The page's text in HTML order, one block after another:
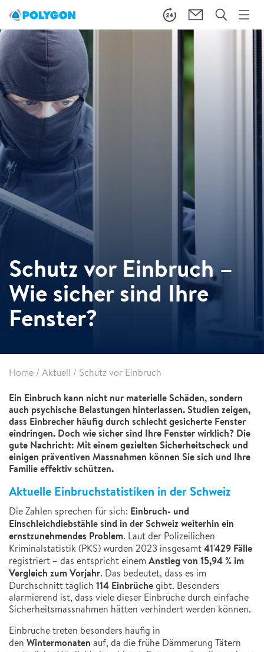
Schutz vor Einbruch –
Wie sicher sind Ihre
Fenster?
Home / Aktuell / Schutz vor Einbruch
Ein Einbruch kann nicht nur materielle Schäden, sondern
auch psychische Belastungen hinterlassen. Studien zeigen,
dass Einbrecher häufig durch schlecht gesicherte Fenster
eindringen. Doch wie sicher sind Ihre Fenster wirklich? Die
gute Nachricht: Mit einem gezielten Sicherheitscheck und
einigen präventiven Massnahmen können Sie sich und Ihre
Familie effektiv schützen.
Aktuelle Einbruchstatistiken in der Schweiz
Die Zahlen sprechen für sich: Einbruch- und
Einschleichdiebstähle sind in der Schweiz weiterhin ein
ernstzunehmendes Problem. Laut der Polizeilichen
Kriminalstatistik (PKS) wurden 2023 insgesamt41'429 Fälle
registriert – das entspricht einem Anstieg von 15,94 % im
Vergleich zum Vorjahr. Das bedeutet, dass es im
Durchschnitt täglich 114 Einbrüchegibt. Besonders
alarmierend ist, dass viele dieser Einbrüche durch einfache
Sicherheitsmassnahmen hätten verhindert werden können.
Einbrüche treten besonders häufig in
den Wintermonaten auf, da die frühe Dämmerung Tätern